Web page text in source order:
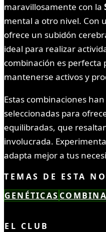
maravillosamente con la
mental a otro nivel. Con
ofrece un subidón
ideal para realizar
combinación es perfecta
mantenerse activos y
Estas combinaciones
seleccionadas para
equilibradas, que
involucrada.
adapta mejor a tus
TEMAS DE ESTA
GENÉTICAS
EL CLUB